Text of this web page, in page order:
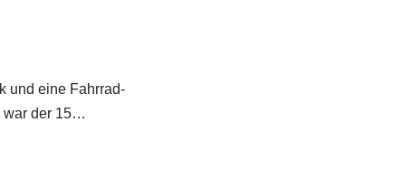
und eine Fahrrad-
war der 15…